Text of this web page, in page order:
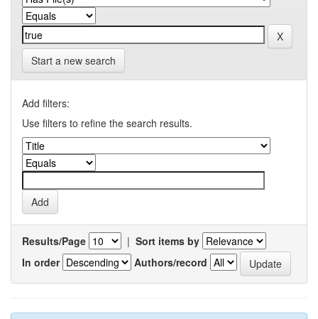
Start a new search
Add filters:
Use filters to refine the search results.
Results/Page | Sort items by
In order
Authors/record